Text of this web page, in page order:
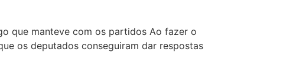
que manteve com os partidos Ao fazer o
os deputados conseguiram dar respostas